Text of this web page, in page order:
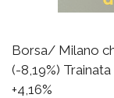
Borsa/ Milano
(-8,19%)
+4,16%